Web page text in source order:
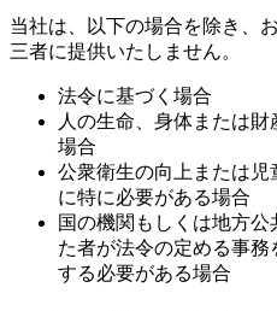
当社は、以下の場合を除き、
三者に提供いたしません。
法令に基づく場合
人の生命、身体または
場合
公衆衛生の向上または
に特に必要がある場合
国の機関もしくは地方
た者が法令の定める事
する必要がある場合